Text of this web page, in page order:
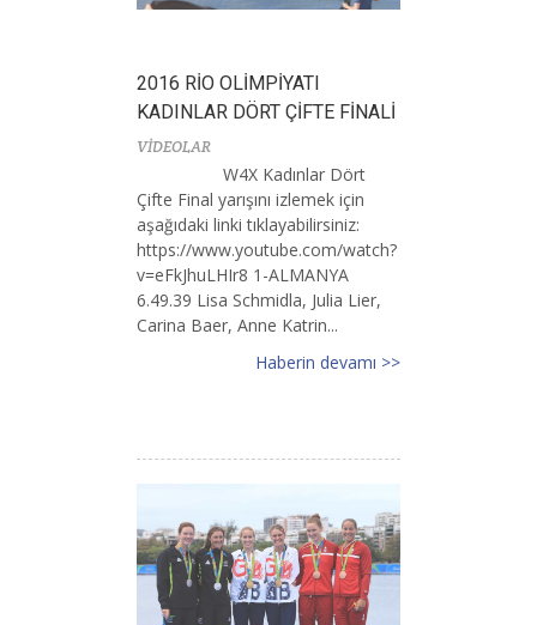
2016 RİO OLİMPİYATI
KADINLAR DÖRT ÇİFTE FİNALİ
VİDEOLAR
W4X Kadınlar Dört
Çifte Final yarışını izlemek için
aşağıdaki linki tıklayabilirsiniz:
https://www.youtube.com/watch?
v=eFkJhuLHIr8 1-ALMANYA
6.49.39 Lisa Schmidla, Julia Lier,
Carina Baer, Anne Katrin...
Haberin devamı >>